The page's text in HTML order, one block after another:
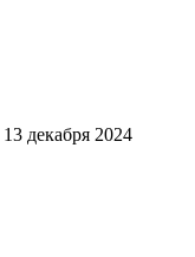
13 декабря 2024